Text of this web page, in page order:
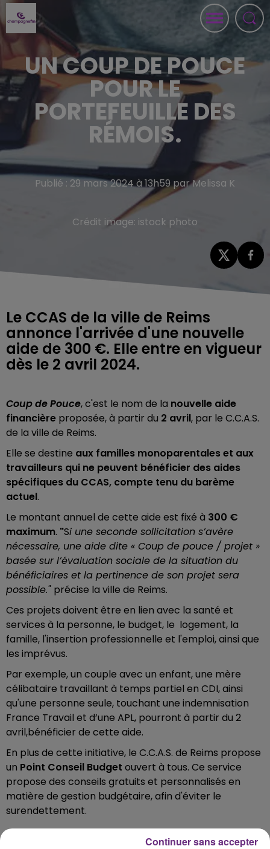
UN COUP DE POUCE
POUR LE
PORTEFEUILLE DES
RÉMOIS.
Publié : 29 mars 2024 à 13h59 par Melissa K
Crédit image: istock photo
Le CCAS de la ville de Reims
annonce l'arrivée d'une nouvelle
aide de 300 €. Elle entre en vigueur
dès le 2 avril 2024.
Coup de Pouce, c'est le nom de la nouvelle aide
financière proposée, à partir du 2 avril, par le C.C.A.S.
de la ville de Reims.
Elle se destine aux familles monoparentales et aux
travailleurs qui ne peuvent bénéficier des aides
spécifiques du CCAS, compte tenu du barème
actuel.
Le montant annuel de cette aide est fixé à 300 €
maximum. "Si une seconde sollicitation s’avère
nécessaire, une aide dite « Coup de pouce / projet »
basée sur l’évaluation sociale de la situation du
bénéficiaires et la pertinence de son projet sera
possible." précise la ville de Reims.
Ces projets doivent être en lien avec la santé et
services à la personne, le budget, le logement, la
famille, l'insertion professionnelle et l'emploi, ainsi que
les imprévus.
Par exemple, un couple avec un enfant, une mère
célibataire travaillant à temps partiel en CDI, ainsi
qu'une personne seule, touchant une indemnisation
France Travail et d’une APL, pourront à partir du 2
avril,bénéficier de cette aide.
En plus de cette initiative, le C.C.A.S. de Reims propose
un Point Conseil Budget ouvert à tous. Ce service
propose des conseils gratuits et personnalisés en
matière de gestion budgétaire, afin d'éviter le
surendettement.
Continuer sans accepter